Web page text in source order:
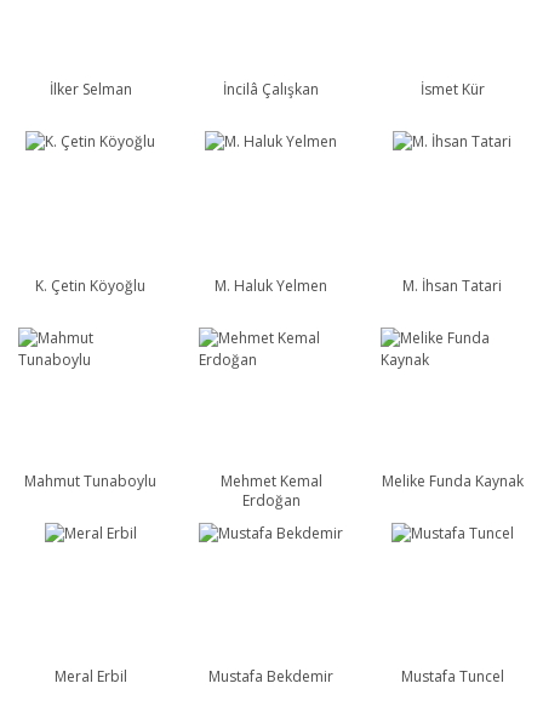
İlker Selman İncilâ Çalışkan İsmet Kür
K. Çetin Köyoğlu M. Haluk Yelmen M. İhsan Tatari
Mahmut Tunaboylu
Mehmet Kemal
Erdoğan
Melike Funda Kaynak
Meral Erbil Mustafa Bekdemir Mustafa Tuncel